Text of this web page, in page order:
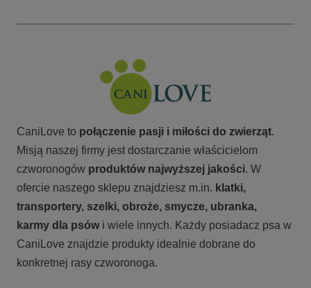
CaniLove to połączenie pasji i miłości do zwierząt.
Misją naszej firmy jest dostarczanie właścicielom
czworonogów produktów najwyższej jakości. W
ofercie naszego sklepu znajdziesz m.in. klatki,
transportery, szelki, obroże, smycze, ubranka,
karmy dla psówi wiele innych. Każdy posiadacz psa w
CaniLove znajdzie produkty idealnie dobrane do
konkretnej rasy czworonoga.